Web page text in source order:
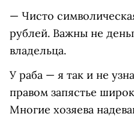
— Чисто
рублей. Важны не
владельца.
У раба — я так и не
правом запястье
Многие хозяева